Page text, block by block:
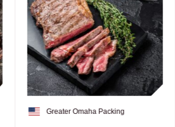
Greater Omaha Packing